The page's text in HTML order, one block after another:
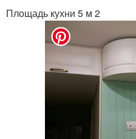
Площадь кухни 5 м 2